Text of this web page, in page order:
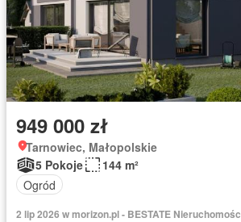
949 000 zł
Tarnowiec, Małopolskie
5 Pokoje
144 m²
Ogród
2 lip 2026 w morizon.pl - BESTATE